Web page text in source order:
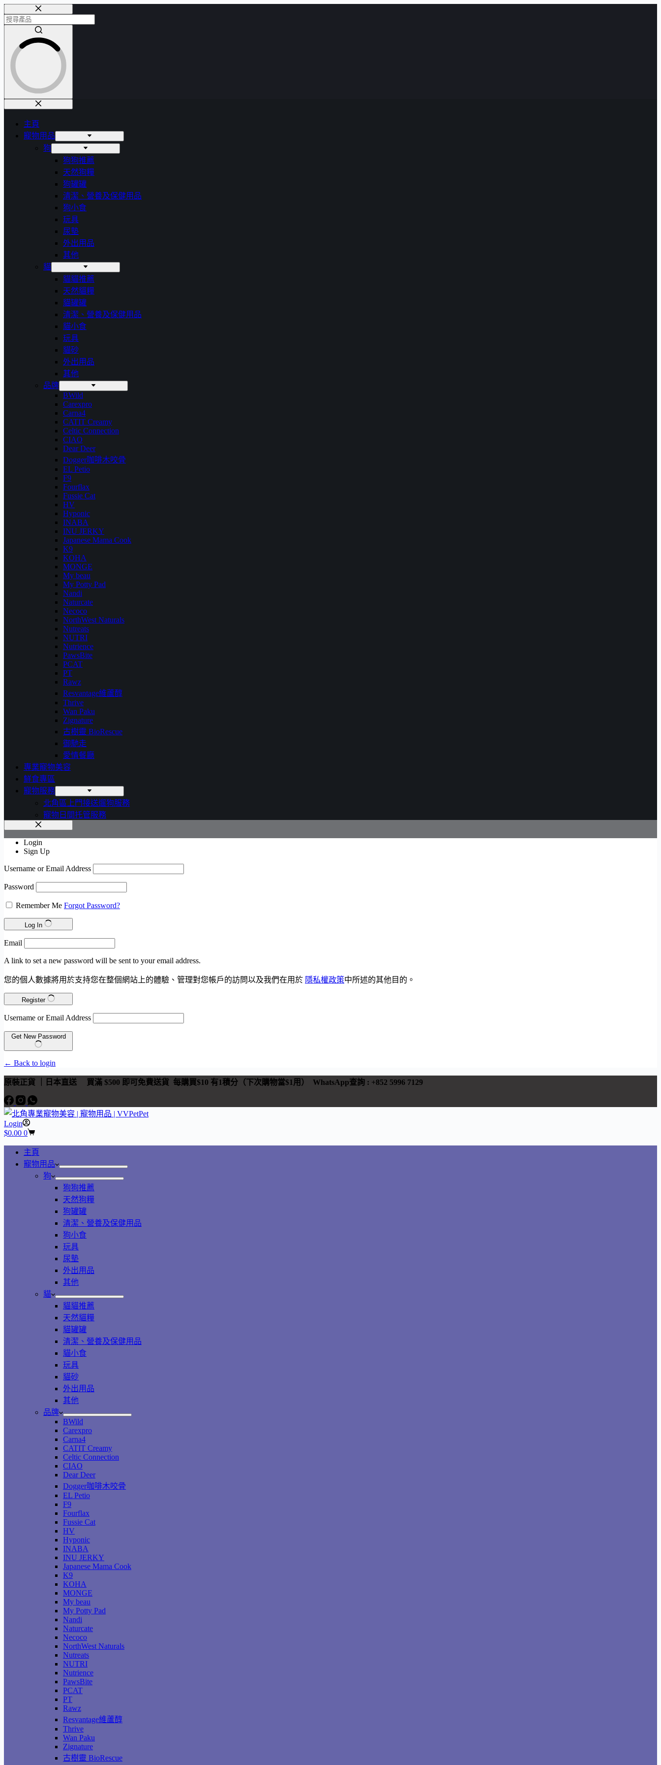
主頁
寵物用品
狗
狗狗推薦
天然狗糧
狗罐罐
清潔、營養及保健用品
狗小食
玩具
尿墊
外出用品
其他
貓
貓貓推薦
天然貓糧
貓罐罐
清潔、營養及保健用品
貓小食
玩具
貓砂
外出用品
其他
品牌
BWild
Carexpro
Carna4
CATIT Creamy
Celtic Connection
CIAO
Dear Deer
Dogger咖啡木咬骨
EL Petio
F9
Fourflax
Fussie Cat
HV
Hyponic
INABA
INU JERKY
Japanese Mama Cook
K9
KOHA
MONGE
My beau
My Potty Pad
Nandi
Naturcate
Necoco
NorthWest Naturals
Nutreats
NUTRI
Nutrience
PawsBite
PCAT
PT
Rawz
Resvantage維蘆醇
Thrive
Wan Paku
Zignature
古樹靈 BioRescue
御馳走
愛情餐廳
專業寵物美容
鮮食專區
寵物服務
北角區上門接送遛狗服務
寵物日間托管服務
Login
Sign Up
Username or Email Address
Password
Remember Me Forgot Password?
Log In
Email
A link to set a new password will be sent to your email address.
您的個人數據將用於支持您在整個網站上的體驗、管理對您帳戶的訪問以及我們在用於 隱私權政策中所述的其他目的。
Register
Username or Email Address
Get New Password
← Back to login
原裝正貨 ｜日本直送 買滿 $500 即可免費送貨 每購買$10 有1積分（下次購物當$1用） WhatsApp查詢 : +852 5996 7129
Login
$0.00 0
主頁
寵物用品
狗
狗狗推薦
天然狗糧
狗罐罐
清潔、營養及保健用品
狗小食
玩具
尿墊
外出用品
其他
貓
貓貓推薦
天然貓糧
貓罐罐
清潔、營養及保健用品
貓小食
玩具
貓砂
外出用品
其他
品牌
BWild
Carexpro
Carna4
CATIT Creamy
Celtic Connection
CIAO
Dear Deer
Dogger咖啡木咬骨
EL Petio
F9
Fourflax
Fussie Cat
HV
Hyponic
INABA
INU JERKY
Japanese Mama Cook
K9
KOHA
MONGE
My beau
My Potty Pad
Nandi
Naturcate
Necoco
NorthWest Naturals
Nutreats
NUTRI
Nutrience
PawsBite
PCAT
PT
Rawz
Resvantage維蘆醇
Thrive
Wan Paku
Zignature
古樹靈 BioRescue